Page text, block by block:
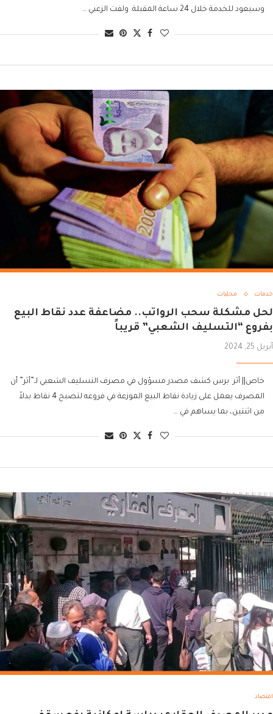
وسيعود للخدمة خلال 24 ساعة المقبلة. ولفت الزعبي …
خدمات محليات
لحل مشكلة سحب الرواتب.. مضاعفة عدد نقاط البيع
بفروع “التسليف الشعبي” قريباً
أبريل 25, 2024
خاص|| أثر برس كشف مصدر مسؤول في مصرف التسليف الشعبي لـ”أثر” أن
المصرف يعمل على زيادة نقاط البيع الموزعة في فروعه لتصبح 4 نقاط بدلاً
من اثنتين، بما يساهم في …
اقتصاد